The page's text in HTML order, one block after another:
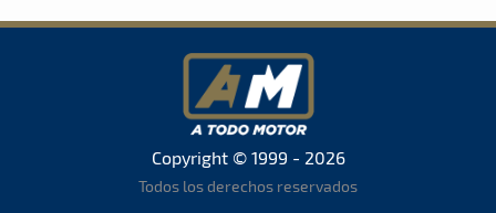
Copyright © 1999 - 2026
Todos los derechos reservados